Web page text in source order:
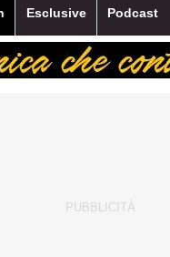
Esclusive Podcast